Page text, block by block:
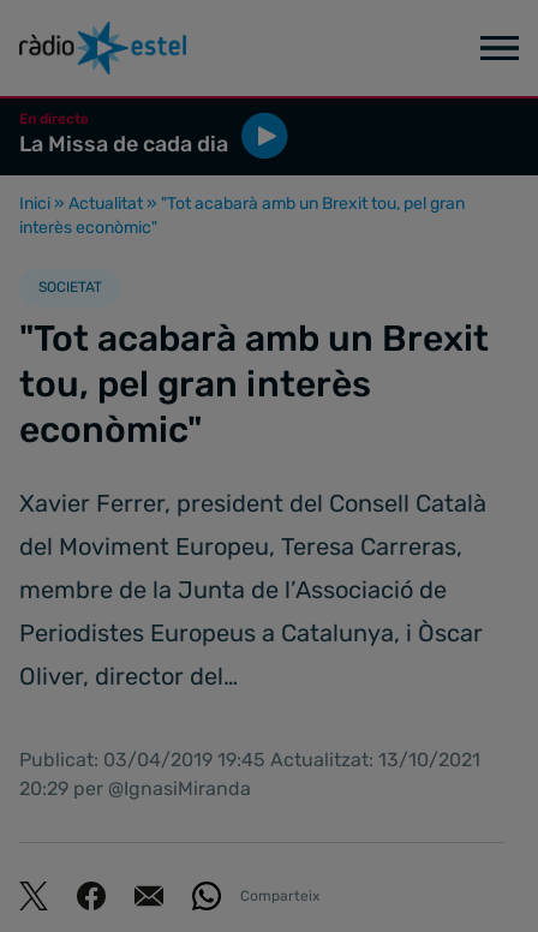
En directe
La Missa de cada dia
Inici » Actualitat » "Tot acabarà amb un Brexit tou, pel gran
interès econòmic"
SOCIETAT
"Tot acabarà amb un Brexit
tou, pel gran interès
econòmic"
Xavier Ferrer, president del Consell Català
del Moviment Europeu, Teresa Carreras,
membre de la Junta de l’Associació de
Periodistes Europeus a Catalunya, i Òscar
Oliver, director del…
Publicat: 03/04/2019 19:45 Actualitzat: 13/10/2021
20:29 per @IgnasiMiranda
Comparteix